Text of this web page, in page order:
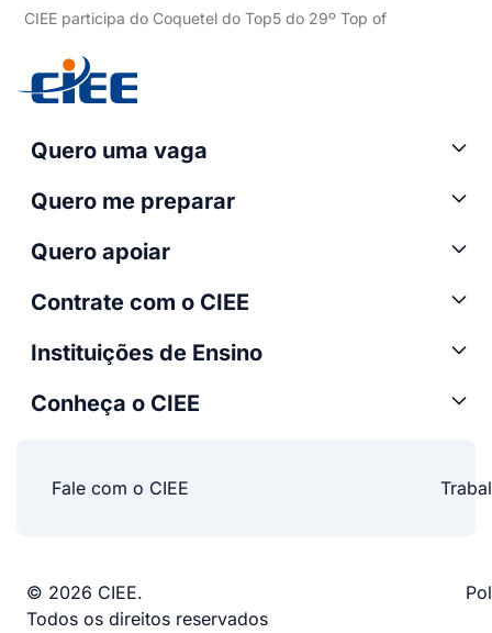
CIEE participa do Coquetel do Top5 do 29º Top of
Quero uma vaga
Quero me preparar
Quero apoiar
Contrate com o CIEE
Instituições de Ensino
Conheça o CIEE
Fale com o CIEE
© 2026 CIEE.
Todos os direitos reservados